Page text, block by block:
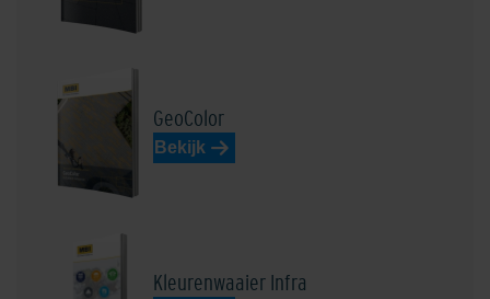
Edelbasaltzwart
Edeldonkerbruin
GeoColor
Bekijk
Kleurenwaaier Infra